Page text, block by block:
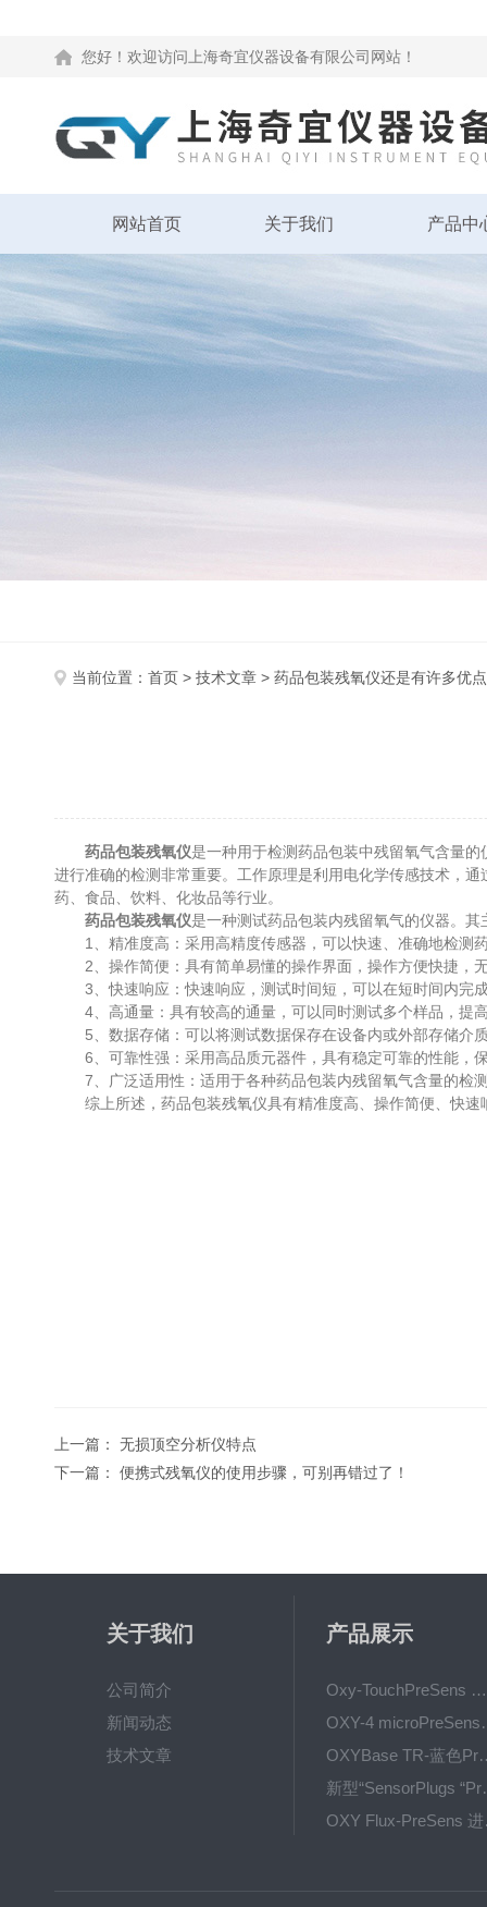
您好！欢迎访问上海奇宜仪器设备有限公司网站！
网站首页 关于我们 产品中
当前位置： 首页 > 技术文章 > 药品包装残氧仪还是有许多优
药品包装残氧仪是一种用于检测药品包装中残留氧气含量
进行准确的检测非常重要。工作原理是利用电化学传感技术，
药、食品、饮料、化妆品等行业。
药品包装残氧仪是一种测试药品包装内残留氧气的仪器。其
1、精准度高：采用高精度传感器，可以快速、准确地检测
2、操作简便：具有简单易懂的操作界面，操作方便快捷，
3、快速响应：快速响应，测试时间短，可以在短时间内完
4、高通量：具有较高的通量，可以同时测试多个样品，提
5、数据存储：可以将测试数据保存在设备内或外部存储介
6、可靠性强：采用高品质元器件，具有稳定可靠的性能，
7、广泛适用性：适用于各种药品包装内残留氧气含量的检
综上所述，药品包装残氧仪具有精准度高、操作简便、快速
上一篇： 无损顶空分析仪特点
下一篇： 便携式残氧仪的使用步骤，可别再错过了！
关于我们
公司简介
新闻动态
技术文章
产品展示
Oxy-TouchPreSens 氧分析仪 多孔培养容器监测
OXY-4
OXYBase TR-蓝色
新型